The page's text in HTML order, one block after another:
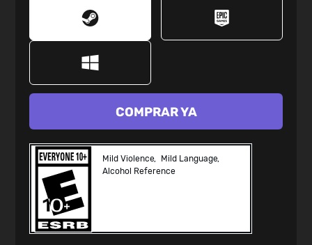
COMPRAR YA
Mild Violence
Mild Language
Alcohol Reference